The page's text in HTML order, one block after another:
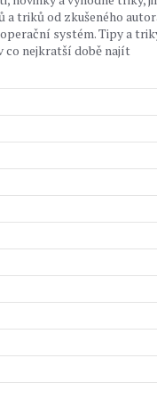
a triků od zkušeného
systém. Tipy a
co nejkratší době najít